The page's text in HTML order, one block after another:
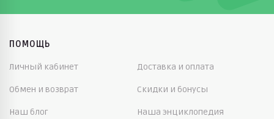
ПОМОЩЬ
Личный кабинет Доставка и оплата
Обмен и возврат Скидки и бонусы
Наш блог Наша энциклопедия